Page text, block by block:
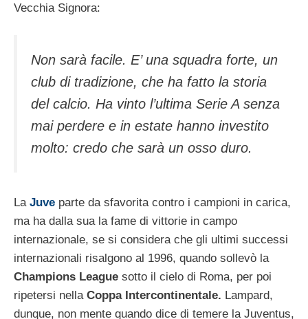
Vecchia Signora:
Non sarà facile. E’ una squadra forte, un
club di tradizione, che ha fatto la storia
del calcio. Ha vinto l’ultima Serie A senza
mai perdere e in estate hanno investito
molto: credo che sarà un osso duro.
La Juve parte da sfavorita contro i campioni in carica,
ma ha dalla sua la fame di vittorie in campo
internazionale, se si considera che gli ultimi successi
internazionali risalgono al 1996, quando sollevò la
Champions League sotto il cielo di Roma, per poi
ripetersi nella Coppa Intercontinentale. Lampard,
dunque, non mente quando dice di temere la Juventus,